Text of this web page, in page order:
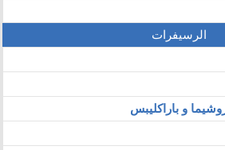
الرسيفرات